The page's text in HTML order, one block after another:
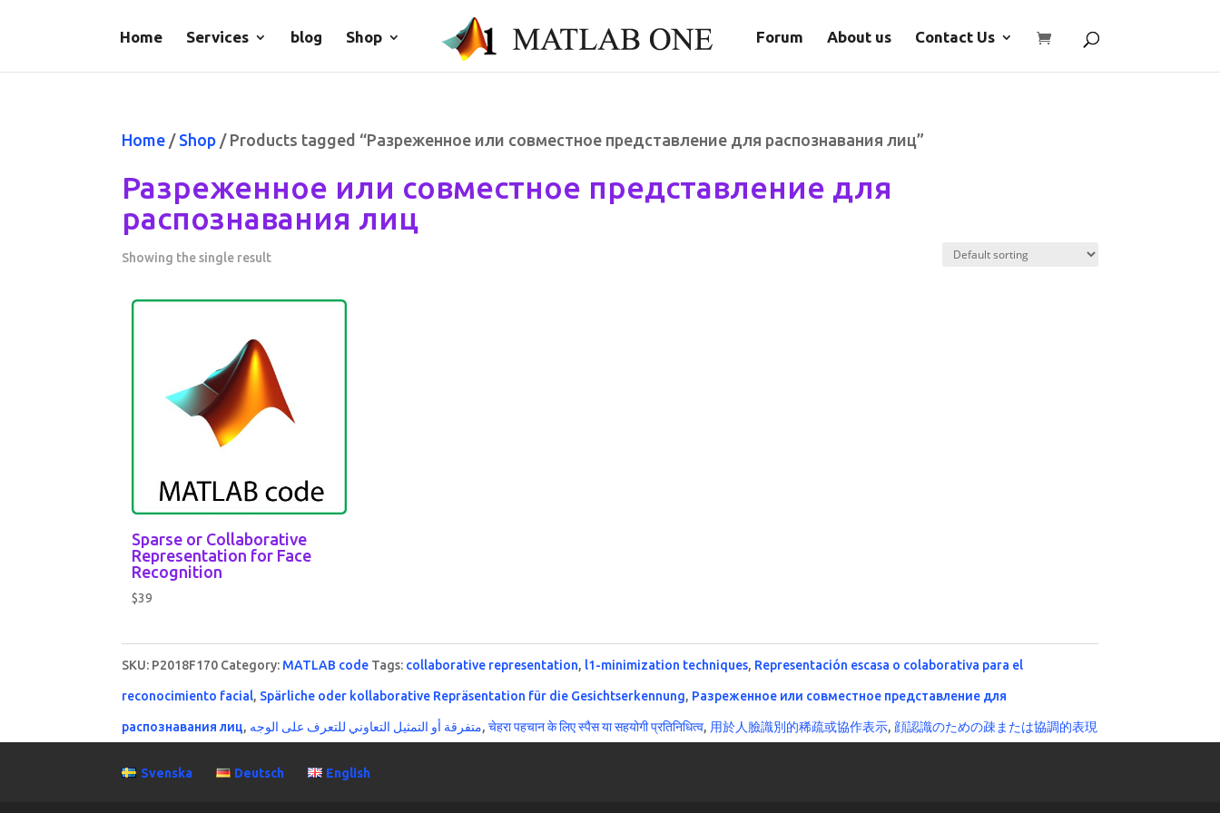
Home Services blog Shop Forum About us Contact Us
Home / Shop / Products tagged “Разреженное или совместное представление для распознавания лиц”
Разреженное или совместное представление для
распознавания лиц
Showing the single result
Sparse or Collaborative
Representation for Face
Recognition
$39
SKU: P2018F170 Category: MATLAB code Tags: collaborative representation, l1-minimization techniques, Representación escasa o colaborativa para el
reconocimiento facial, Spärliche oder kollaborative Repräsentation für die Gesichtserkennung, Разреженное или совместное представление для
распознавания лиц, متفرقة أو التمثيل التعاوني للتعرف على الوجه,चेहरा पहचान के लिए स्पैस या सहयोगी प्रतिनिधित्व, 用於人臉識別的稀疏或協作表示, 顔認識のための疎または協調的表現
Svenska Deutsch English